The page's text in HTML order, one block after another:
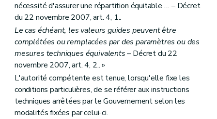
nécessité d'assurer une répartition équitable ... – Décret
du 22 novembre 2007, art. 4, 1..
Le cas échéant, les valeurs guides peuvent être
complétées ou remplacées par des paramètres ou des
mesures techniques équivalents– Décret du 22
novembre 2007, art. 4, 2.. »
L'autorité compétente est tenue, lorsqu'elle fixe les
conditions particulières, de se référer aux instructions
techniques arrêtées par le Gouvernement selon les
modalités fixées par celui-ci.